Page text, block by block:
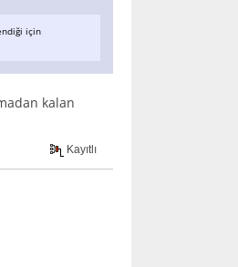
için
kalan
Kayıtlı